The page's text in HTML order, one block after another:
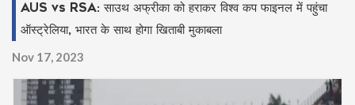
AUS vs RSA: साउथ अफ्रीका को हराकर विश्व कप फाइनल में पहुंचा
ऑस्ट्रेलिया, भारत के साथ होगा खिताबी मुकाबला
Nov 17, 2023